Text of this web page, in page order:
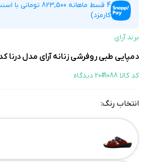
4 قسط ماهانه 823,500 تومانی
کارمزد)
برند آرای
دمپایی طبی روفرشی زنانه آرای مدل درنا کد 02
کد کالا 1088# 20 دیدگاه
انتخاب رنگ:
Color